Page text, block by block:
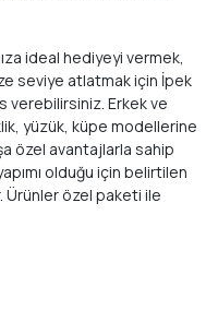
ideal hediyeyi vermek,
seviye atlatmak için İpek
verebilirsiniz. Erkek ve
yüzük, küpe modellerine
özel avantajlarla sahip
olduğu için belirtilen
Ürünler özel paketi ile